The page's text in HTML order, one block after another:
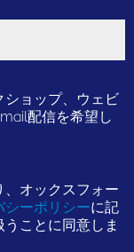
ショップ、ウェビ
配信を希望し
、オックスフォー
シーポリシーに記
ことに同意しま